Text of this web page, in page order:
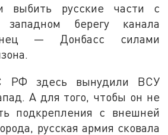
выбить русские части с
берегу канала
— Донбасс силами
РФ здесь вынудили ВСУ
А для того, чтобы он не
подкрепления с внешней
русская армия сковала